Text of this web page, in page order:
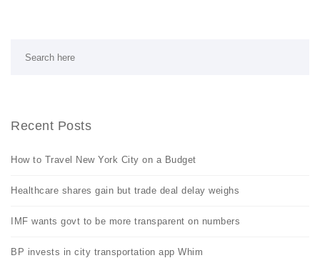
Recent Posts
How to Travel New York City on a Budget
Healthcare shares gain but trade deal delay weighs
IMF wants govt to be more transparent on numbers
BP invests in city transportation app Whim